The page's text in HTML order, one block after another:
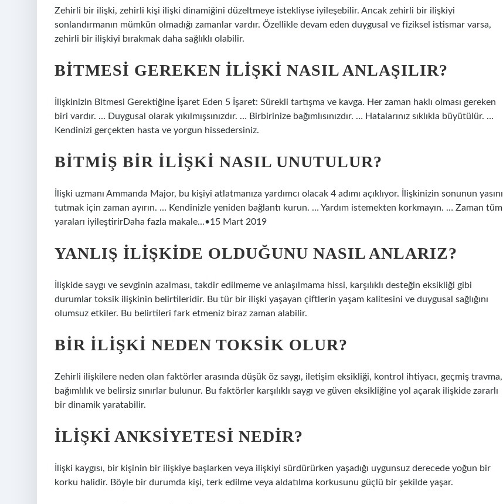
Zehirli bir ilişki, zehirli kişi ilişki dinamiğini düzeltmeye istekliyse iyileşebilir. Ancak zehirli bir ilişkiyi
sonlandırmanın mümkün olmadığı zamanlar vardır. Özellikle devam eden duygusal ve fiziksel istismar varsa,
zehirli bir ilişkiyi bırakmak daha sağlıklı olabilir.
BITMESI GEREKEN ILIŞKI NASIL ANLAŞILIR?
İlişkinizin Bitmesi Gerektiğine İşaret Eden 5 İşaret: Sürekli tartışma ve kavga. Her zaman haklı olması gereken
biri vardır. … Duygusal olarak yıkılmışsınızdır. … Birbirinize bağımlısınızdır. … Hatalarınız sıklıkla büyütülür. …
Kendinizi gerçekten hasta ve yorgun hissedersiniz.
BITMIŞ BIR ILIŞKI NASIL UNUTULUR?
İlişki uzmanı Ammanda Major, bu kişiyi atlatmanıza yardımcı olacak 4 adımı açıklıyor. İlişkinizin sonunun yasını
tutmak için zaman ayırın. … Kendinizle yeniden bağlantı kurun. … Yardım istemekten korkmayın. … Zaman tüm
yaraları iyileştirirDaha fazla makale…•15 Mart 2019
YANLIŞ ILIŞKIDE OLDUĞUNU NASIL ANLARIZ?
İlişkide saygı ve sevginin azalması, takdir edilmeme ve anlaşılmama hissi, karşılıklı desteğin eksikliği gibi
durumlar toksik ilişkinin belirtileridir. Bu tür bir ilişki yaşayan çiftlerin yaşam kalitesini ve duygusal sağlığını
olumsuz etkiler. Bu belirtileri fark etmeniz biraz zaman alabilir.
BIR ILIŞKI NEDEN TOKSIK OLUR?
Zehirli ilişkilere neden olan faktörler arasında düşük öz saygı, iletişim eksikliği, kontrol ihtiyacı, geçmiş travma,
bağımlılık ve belirsiz sınırlar bulunur. Bu faktörler karşılıklı saygı ve güven eksikliğine yol açarak ilişkide zararlı
bir dinamik yaratabilir.
İLIŞKI ANKSIYETESI NEDIR?
İlişki kaygısı, bir kişinin bir ilişkiye başlarken veya ilişkiyi sürdürürken yaşadığı uygunsuz derecede yoğun bir
korku halidir. Böyle bir durumda kişi, terk edilme veya aldatılma korkusunu güçlü bir şekilde yaşar.